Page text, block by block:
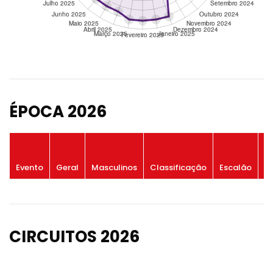
ÉPOCA 2026
Evento Geral Masculinos Classificação Escalão
CIRCUITOS 2026